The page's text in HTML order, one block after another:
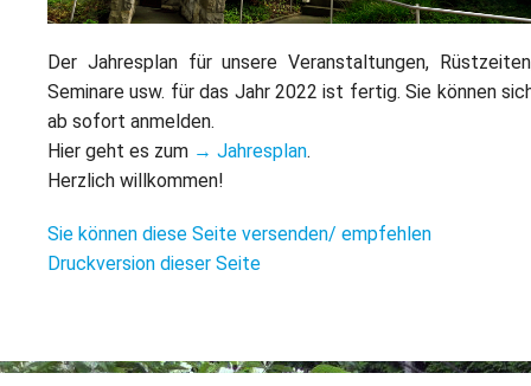
Der Jahresplan für unsere Veranstaltungen,
Seminare usw. für das Jahr 2022 ist fertig. Sie können
ab sofort anmelden.
Hier geht es zum → Jahresplan.
Herzlich willkommen!
Sie können diese Seite versenden/ empfehlen
Druckversion dieser Seite